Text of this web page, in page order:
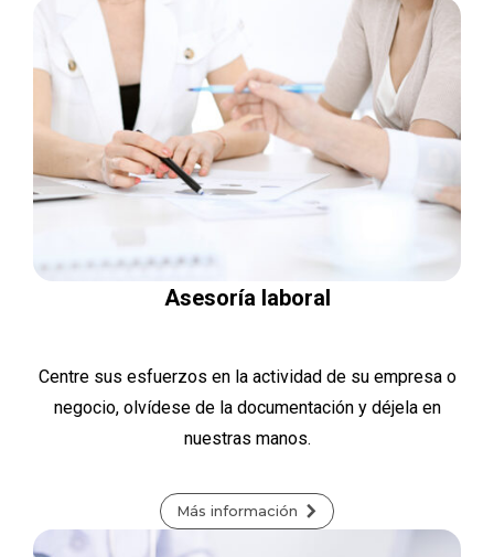
Asesoría laboral
Centre sus esfuerzos en la actividad de su empresa o
negocio, olvídese de la documentación y déjela en
nuestras manos.
Más información